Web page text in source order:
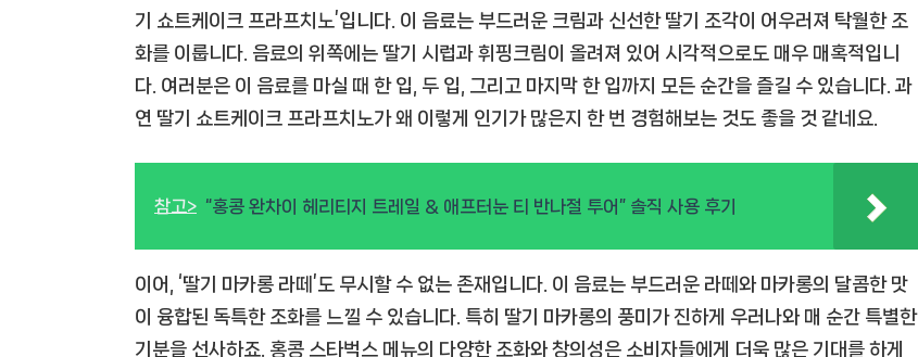
기 쇼트케이크 프라프치노’입니다. 이 음료는 부드러운 크림과 신선한 딸기 조각이 어우러져 탁월한 조
화를 이룹니다. 음료의 위쪽에는 딸기 시럽과 휘핑크림이 올려져 있어 시각적으로도 매우 매혹적입니
다. 여러분은 이 음료를 마실 때 한 입, 두 입, 그리고 마지막 한 입까지 모든 순간을 즐길 수 있습니다. 과
연 딸기 쇼트케이크 프라프치노가 왜 이렇게 인기가 많은지 한 번 경험해보는 것도 좋을 것 같네요.
참고> “홍콩 완차이 헤리티지 트레일 & 애프터눈 티 반나절 투어” 솔직 사용 후기
이어, ‘딸기 마카롱 라떼’도 무시할 수 없는 존재입니다. 이 음료는 부드러운 라떼와 마카롱의 달콤한 맛
이 융합된 독특한 조화를 느낄 수 있습니다. 특히 딸기 마카롱의 풍미가 진하게 우러나와 매 순간 특별한
기분을 선사하죠. 홍콩 스타벅스 메뉴의 다양한 조화와 창의성은 소비자들에게 더욱 많은 기대를 하게